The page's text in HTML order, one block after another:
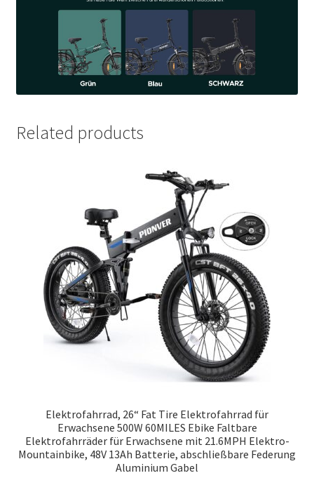
Related products
Elektrofahrrad, 26“ Fat Tire Elektrofahrrad für
Erwachsene 500W 60MILES Ebike Faltbare
Elektrofahrräder für Erwachsene mit 21.6MPH Elektro-
Mountainbike, 48V 13Ah Batterie, abschließbare Federung
Aluminium Gabel